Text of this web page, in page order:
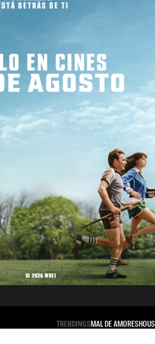
TRENDINGSMAL DE AMORES